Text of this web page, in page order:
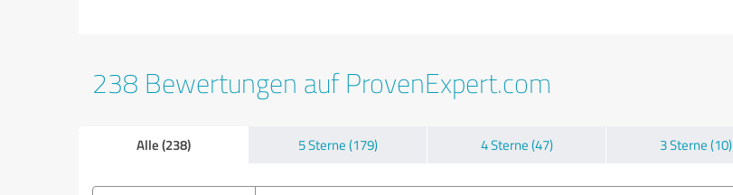
238 Bewertungen auf ProvenExpert.com
Alle (238) 5 Sterne (179) 4 Sterne (47) 3 Sterne (10)